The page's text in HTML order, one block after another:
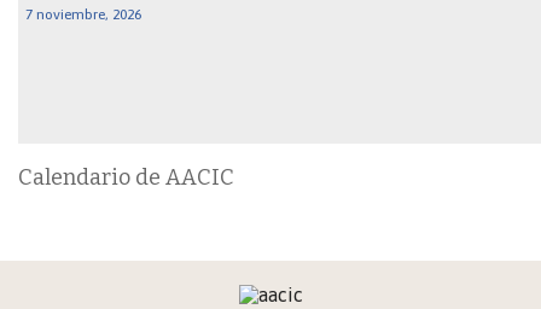
7 noviembre, 2026
Calendario de AACIC